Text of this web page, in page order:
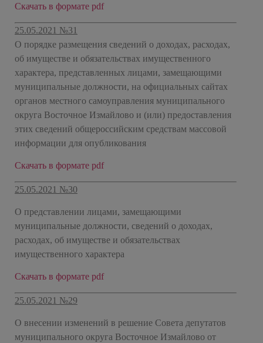
Скачать в формате pdf
25.05.2021 №31
О порядке размещения сведений о доходах, расходах,
об имуществе и обязательствах имущественного
характера, представленных лицами, замещающими
муниципальные должности, на официальных сайтах
органов местного самоуправления муниципального
округа Восточное Измайлово и (или) предоставления
этих сведений общероссийским средствам массовой
информации для опубликования
Скачать в формате pdf
25.05.2021 №30
О представлении лицами, замещающими
муниципальные должности, сведений о доходах,
расходах, об имуществе и обязательствах
имущественного характера
Скачать в формате pdf
25.05.2021 №29
О внесении изменений в решение Совета депутатов
муниципального округа Восточное Измайлово от